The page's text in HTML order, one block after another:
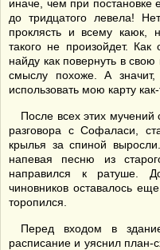
иначе, чем при постановке
до тридцатого левела!
проклясть и всему каюк,
такого не произойдет.
найду как повернуть в
смыслу похоже. А
использовать мою карту
После всех этих
разговора с Софаласи,
крылья за спиной
напевая песню из
направился к ратуше.
чиновников оставалось
торопился.
Перед входом в
расписание и уяснил